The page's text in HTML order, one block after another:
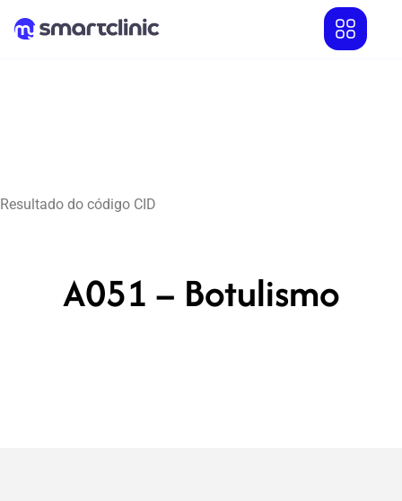
Resultado do código CID
A051 – Botulismo